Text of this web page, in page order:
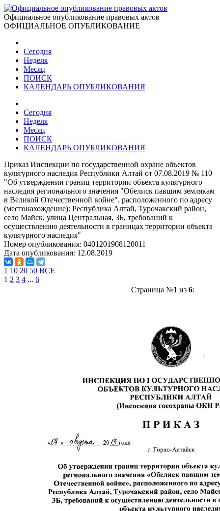
Официальное опубликование правовых актов
ОФИЦИАЛЬНОЕ ОПУБЛИКОВАНИЕ
Сегодня
Неделя
Месяц
ПОИСК
КАЛЕНДАРЬ ОПУБЛИКОВАНИЯ
Сегодня
Неделя
Месяц
ПОИСК
КАЛЕНДАРЬ ОПУБЛИКОВАНИЯ
Приказ Инспекции по государственной охране объектов
культурного наследия Республики Алтай от 07.08.2019 № 110
"Об утверждении границ территории объекта культурного
наследия регионального значения "Обелиск павшим землякам
в Великой Отечественной войне", расположенного по адресу
(местонахождение): Республика Алтай, Турочакский район,
село Майск, улица Центральная, 3Б, требований к
осуществлению деятельности в границах территории объекта
культурного наследия"
Номер опубликования: 0401201908120011
Дата опубликования: 12.08.2019
1 10 20 50 ВСЕ
1 2 3 4 ... 6
Страница №1 из 6: